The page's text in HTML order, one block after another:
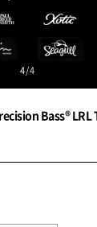
4/4
Bass® LRL